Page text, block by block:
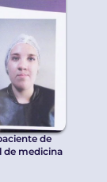
de
de medicina